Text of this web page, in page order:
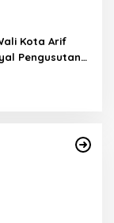
Kota Arif
Pengusutan